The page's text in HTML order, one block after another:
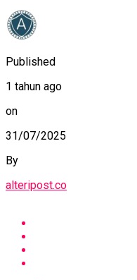
Published
1 tahun ago
on
31/07/2025
By
alteripost.co